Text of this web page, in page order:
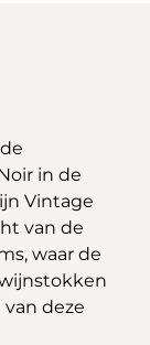
in de
Vintage
van de
waar de
deze